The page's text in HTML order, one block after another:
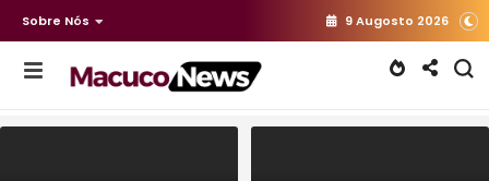
Sobre Nós 9 Augosto 2026